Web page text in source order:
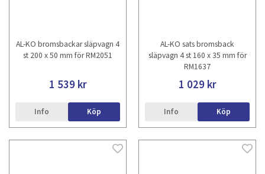
AL-KO bromsbackar släpvagn 4
st 200 x 50 mm för RM2051
1 539 kr
Info Köp
AL-KO sats bromsback
släpvagn 4 st 160 x 35 mm för
RM1637
1 029 kr
Info Köp